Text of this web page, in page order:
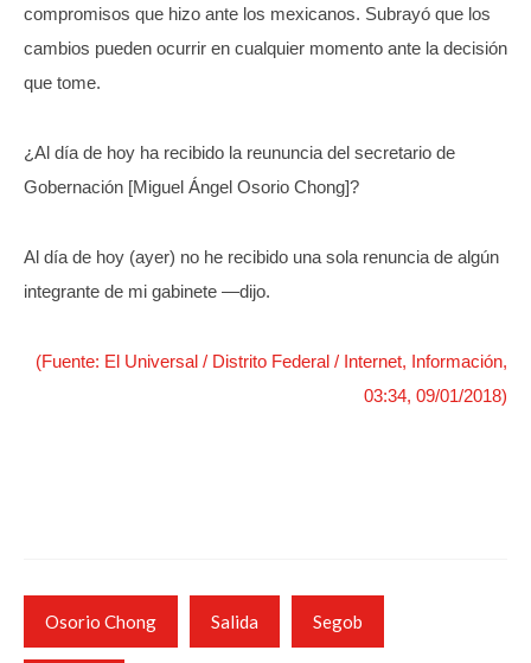
compromisos que hizo ante los mexicanos. Subrayó que los
cambios pueden ocurrir en cualquier momento ante la decisión
que tome.
¿Al día de hoy ha recibido la reununcia del secretario de
Gobernación [Miguel Ángel Osorio Chong]?
Al día de hoy (ayer) no he recibido una sola renuncia de algún
integrante de mi gabinete —dijo.
(Fuente: El Universal / Distrito Federal / Internet, Información,
03:34, 09/01/2018)
Osorio Chong Salida Segob